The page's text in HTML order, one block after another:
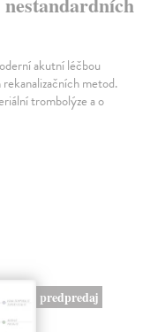
akutní léčbou
metod.
trombolýze a o
predpredaj